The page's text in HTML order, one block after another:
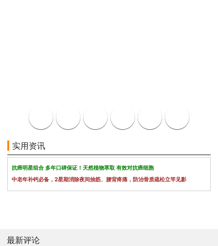
实用资讯
抗癌明星组合 多年口碑保证！天然植物萃取 有效对抗癌细胞
中老年补钙必备，2星期消除夜间抽筋、腰背疼痛，防治骨质疏松立竿见影
最新评论